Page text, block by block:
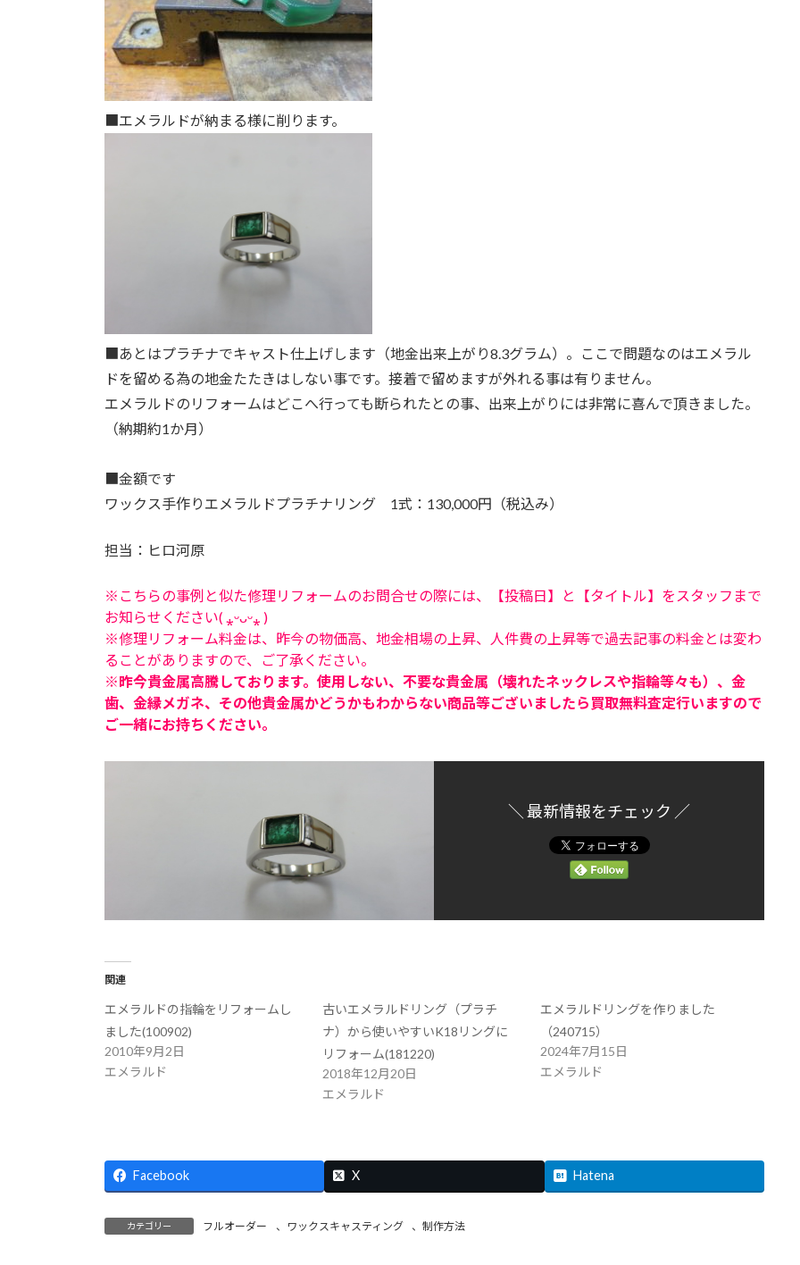
エメラルドが納まる様に削ります。
あとはプラチナでキャスト仕上げします（地金出来上がり8.3グラム）。ここで問題なのはエメラル
ドを留める為の地金たたきはしない事です。接着で留めますが外れる事は有りません。
エメラルドのリフォームはどこへ行っても断られたとの事、出来上がりには非常に喜んで頂きました。
（納期約1か月）
金額です
ワックス手作りエメラルドプラチナリング 1式：130,000円（税込み）
担当：ヒロ河原
※こちらの事例と似た修理リフォームのお問合せの際には、【投稿日】と【タイトル】をスタッフまで
お知らせください( ⁎ᵕᴗᵕ⁎ )
※修理リフォーム料金は、昨今の物価高、地金相場の上昇、人件費の上昇等で過去記事の料金とは変わ
ることがありますので、ご了承ください。
※昨今貴金属高騰しております。使用しない、不要な貴金属（壊れたネックレスや指輪等々も）、金
歯、金縁メガネ、その他貴金属かどうかもわからない商品等ございましたら買取無料査定行いますので
ご一緒にお持ちください。
＼ 最新情報をチェック ／
関連
エメラルドの指輪をリフォームし
ました(100902)
2010年9月2日
エメラルド
古いエメラルドリング（プラチ
ナ）から使いやすいK18リングに
リフォーム(181220)
2018年12月20日
エメラルド
エメラルドリングを作りました
（240715）
2024年7月15日
エメラルド
Facebook X Hatena
カテゴリー フルオーダー 、 ワックスキャスティング 、制作方法